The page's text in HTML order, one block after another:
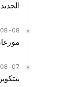
00:25
مورغان
23:28